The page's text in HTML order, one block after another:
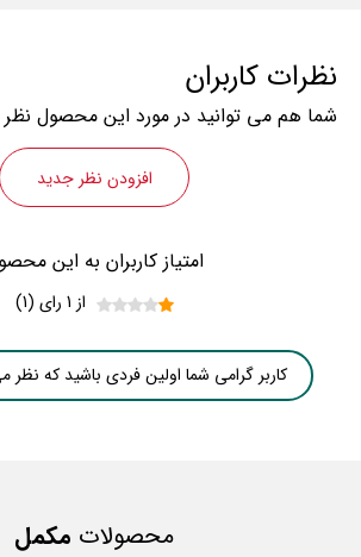
نظرات کاربران
شما هم می توانید در مورد این محصول
افزودن نظر جدید
امتیاز کاربران به این
از 1 رای (1)
کاربر گرامی شما اولین فردی باشید که نظر
محصولات مکمل